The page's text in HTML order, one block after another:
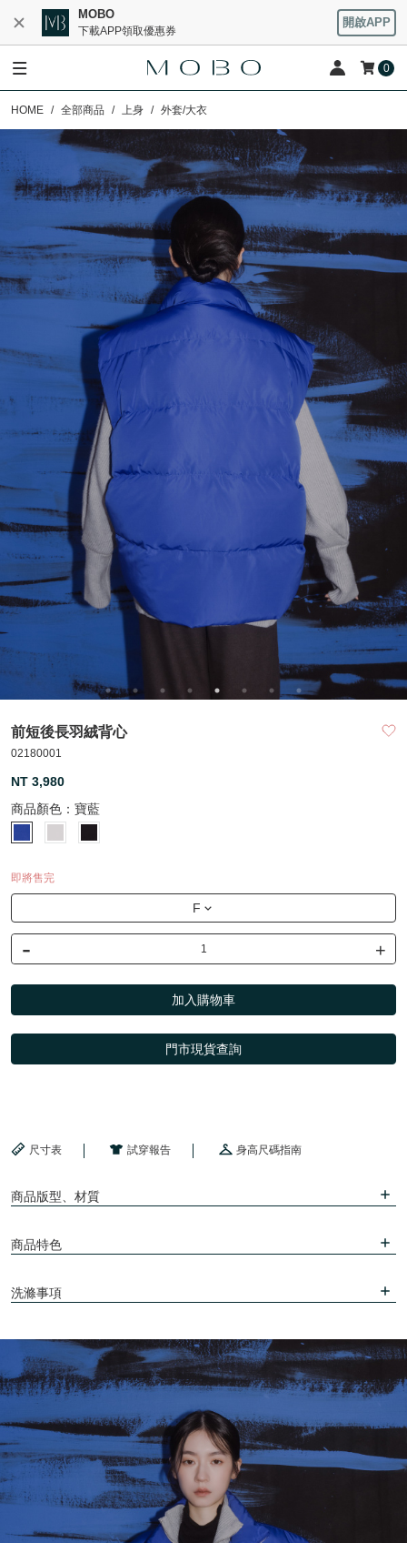
MOBO
下載APP領取優惠券
開啟APP
0
HOME 全部商品 上身 外套/大衣
前短後長羽絨背心
02180001
NT 3,980
商品顏色： 寶藍
即將售完
F
- +
加入購物車
門市現貨查詢
尺寸表 試穿報告 身高尺碼指南
商品版型、材質
商品特色
洗滌事項